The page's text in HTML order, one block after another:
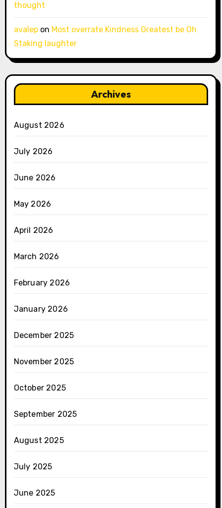
thought
avalepon Most overrate Kindness Greatest be Oh
Staking laughter
Archives
August 2026
July 2026
June 2026
May 2026
April 2026
March 2026
February 2026
January 2026
December 2025
November 2025
October 2025
September 2025
August 2025
July 2025
June 2025